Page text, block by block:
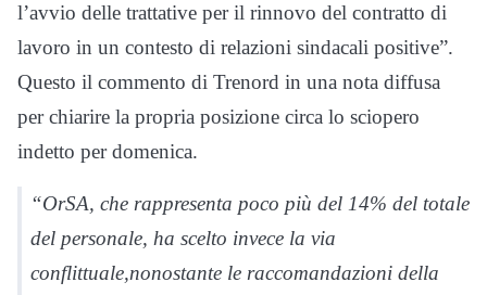
l’avvio delle trattative per il rinnovo del contratto di
lavoro in un contesto di relazioni sindacali positive”.
Questo il commento di Trenord in una nota diffusa
per chiarire la propria posizione circa lo sciopero
indetto per domenica.
“OrSA, che rappresenta poco più del 14% del totale
del personale, ha scelto invece la via
conflittuale,nonostante le raccomandazioni della